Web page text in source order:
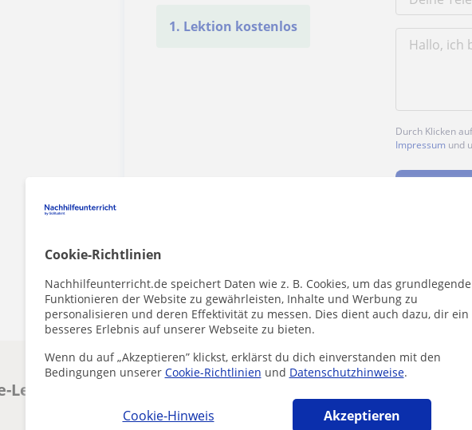
Cookie-Richtlinien
Nachhilfeunterricht.de speichert Daten wie z. B. Cookies, um das grundlegende
Funktionieren der Website zu gewährleisten, Inhalte und Werbung zu
personalisieren und deren Effektivität zu messen. Dies dient auch dazu, dir ein
besseres Erlebnis auf unserer Webseite zu bieten.
Wenn du auf „Akzeptieren” klickst, erklärst du dich einverstanden mit den
Bedingungen unserer Cookie-Richtlinien und Datenschutzhinweise.
Cookie-Hinweis Akzeptieren
1. Lektion kostenlos
Durch Klicken
Impressum und
Lehrkräfte in Stuttgart die dich interessieren könnten